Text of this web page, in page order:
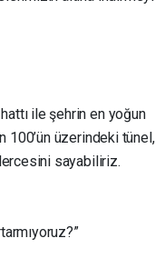
ile şehrin en yoğun
100’ün üzerindeki tünel,
sayabiliriz.